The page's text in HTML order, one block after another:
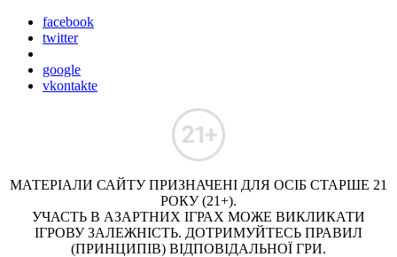
facebook
twitter
google
vkontakte
МАТЕРІАЛИ САЙТУ ПРИЗНАЧЕНІ ДЛЯ ОСІБ СТАРШЕ 21
РОКУ (21+).
УЧАСТЬ В АЗАРТНИХ ІГРАХ МОЖЕ ВИКЛИКАТИ
ІГРОВУ ЗАЛЕЖНІСТЬ. ДОТРИМУЙТЕСЬ ПРАВИЛ
(ПРИНЦИПІВ) ВІДПОВІДАЛЬНОЇ ГРИ.